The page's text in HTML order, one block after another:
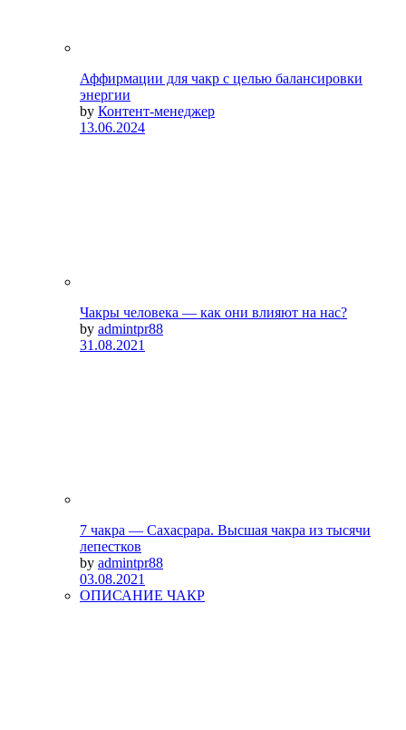
Аффирмации для чакр с целью балансировки
энергии
by Контент-менеджер
13.06.2024
Чакры человека — как они влияют на нас?
by admintpr88
31.08.2021
7 чакра — Сахасрара. Высшая чакра из тысячи
лепестков
by admintpr88
03.08.2021
ОПИСАНИЕ ЧАКР